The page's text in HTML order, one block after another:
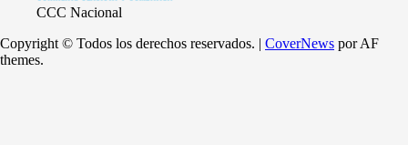
CCC Nacional
Copyright © Todos los derechos reservados. | CoverNews por AF
themes.